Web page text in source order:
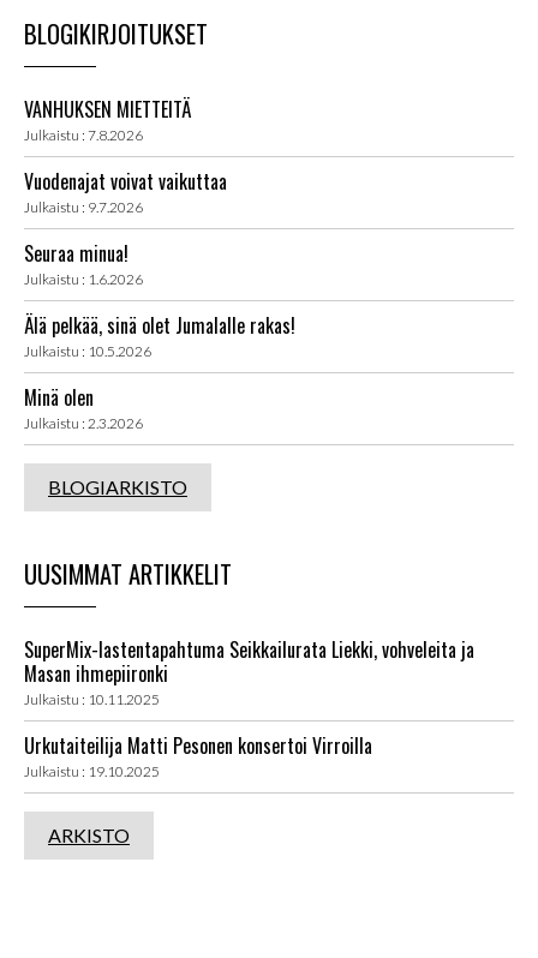
BLOGIKIRJOITUKSET
VANHUKSEN MIETTEITÄ
Julkaistu : 7.8.2026
Vuodenajat voivat vaikuttaa
Julkaistu : 9.7.2026
Seuraa minua!
Julkaistu : 1.6.2026
Älä pelkää, sinä olet Jumalalle rakas!
Julkaistu : 10.5.2026
Minä olen
Julkaistu : 2.3.2026
BLOGIARKISTO
UUSIMMAT ARTIKKELIT
SuperMix-lastentapahtuma Seikkailurata Liekki, vohveleita ja
Masan ihmepiironki
Julkaistu : 10.11.2025
Urkutaiteilija Matti Pesonen konsertoi Virroilla
Julkaistu : 19.10.2025
ARKISTO